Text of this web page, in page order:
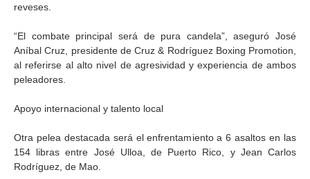
reveses.
“El combate principal será de pura candela”, aseguró José
Aníbal Cruz, presidente de Cruz & Rodríguez Boxing Promotion,
al referirse al alto nivel de agresividad y experiencia de ambos
peleadores.
Apoyo internacional y talento local
Otra pelea destacada será el enfrentamiento a 6 asaltos en las
154 libras entre José Ulloa, de Puerto Rico, y Jean Carlos
Rodríguez, de Mao.